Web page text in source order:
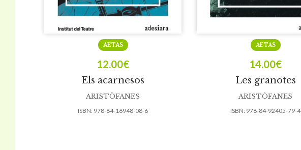
Els acarnesos
AETAS
12.00€
ARISTÒFANES
ISBN: 978-84-16948-08-6
Les granotes
AETAS
14.00€
ARISTÒFANES
ISBN: 978-84-92405-79-4